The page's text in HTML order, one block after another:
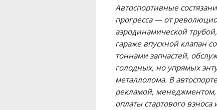
Автоспортивные
прогресса — от
аэродинамической
гараже впускной клапан
тоннами запчастей,
голодных, но упрямых
металлолома. В
рекламой,
оплаты стартового